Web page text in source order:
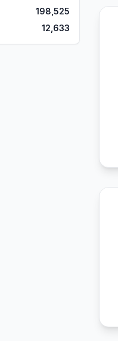
198,525
12,633